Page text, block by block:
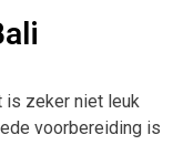
is zeker niet leuk
voorbereiding is